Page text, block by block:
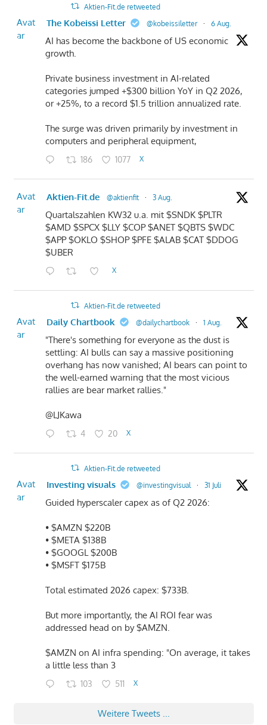
Aktien-Fit.de retweeted
Avat
ar
The Kobeissi Letter @kobeissiletter · 6 Aug.
AI has become the backbone of US economic
growth.
Private business investment in AI-related
categories jumped +$300 billion YoY in Q2 2026,
or +25%, to a record $1.5 trillion annualized rate.
The surge was driven primarily by investment in
computers and peripheral equipment,
186 1077 X
Avat
ar
Aktien-Fit.de @aktienfit · 3 Aug.
Quartalszahlen KW32 u.a. mit $SNDK $PLTR
$AMD $SPCX $LLY $COP $ANET $QBTS $WDC
$APP $OKLO $SHOP $PFE $ALAB $CAT $DDOG
$UBER
X
Aktien-Fit.de retweeted
Avat
ar
Daily Chartbook @dailychartbook · 1 Aug.
"There's something for everyone as the dust is
settling: AI bulls can say a massive positioning
overhang has now vanished; AI bears can point to
the well-earned warning that the most vicious
rallies are bear market rallies."
@LJKawa
4 20 X
Aktien-Fit.de retweeted
Avat
ar
Investing visuals @investingvisual · 31 Juli
Guided hyperscaler capex as of Q2 2026:
• $AMZN $220B
• $META $138B
• $GOOGL $200B
• $MSFT $175B
Total estimated 2026 capex: $733B.
But more importantly, the AI ROI fear was
addressed head on by $AMZN.
$AMZN on AI infra spending: "On average, it takes
a little less than 3
103 511 X
Weitere Tweets ...